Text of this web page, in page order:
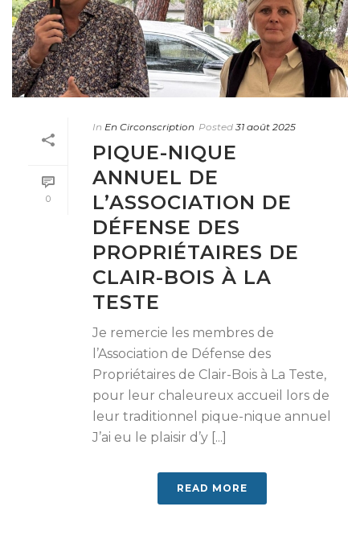
0
In En Circonscription Posted 31 août 2025
PIQUE-NIQUE
ANNUEL DE
L’ASSOCIATION DE
DÉFENSE DES
PROPRIÉTAIRES DE
CLAIR-BOIS À LA
TESTE
Je remercie les membres de
l’Association de Défense des
Propriétaires de Clair-Bois à La Teste,
pour leur chaleureux accueil lors de
leur traditionnel pique-nique annuel
J’ai eu le plaisir d’y [...]
READ MORE